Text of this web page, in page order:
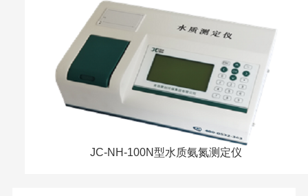
JC-NH-100N型水质氨氮测定仪